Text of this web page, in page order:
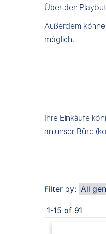
Über den
Außerdem
möglich.
Ihre Einkäufe
an unser Büro
Filter by:
1-15 of 91